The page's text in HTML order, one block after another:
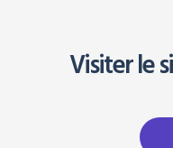
Visiter le